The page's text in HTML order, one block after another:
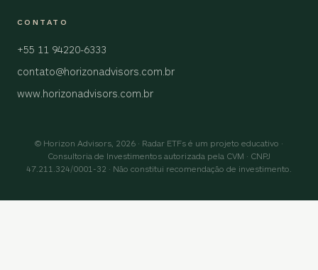
CONTATO
+55 11 94220-6333
contato@horizonadvisors.com.br
www.horizonadvisors.com.br
© Horizon Advisors, 2026 · Radar ETFs é um projeto educativo ·
Consultoria de Investimentos autorizada pela CVM · CNPJ
47.211.324/0001-32 · Não constitui recomendação de investimento.